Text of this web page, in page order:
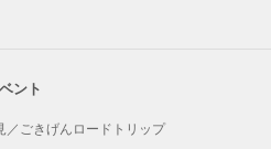
ント
／ごきげんロードトリップ